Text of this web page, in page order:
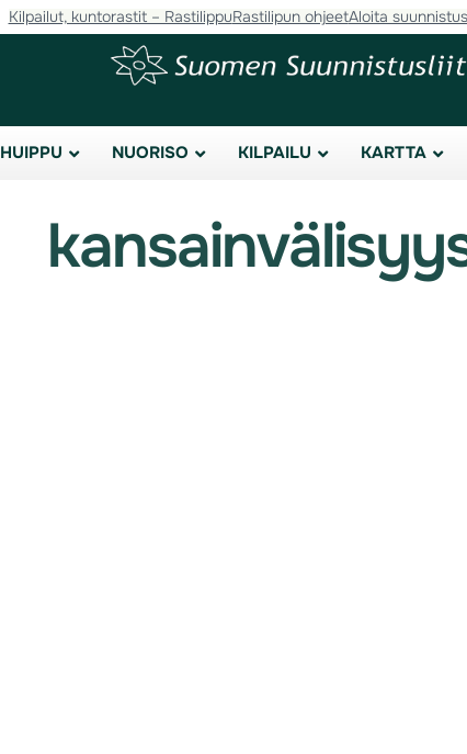
Kilpailut, kuntorastit – RastilippuRastilipun ohjeetAloita suunnistus
HUIPPU NUORISO KILPAILU KARTTA